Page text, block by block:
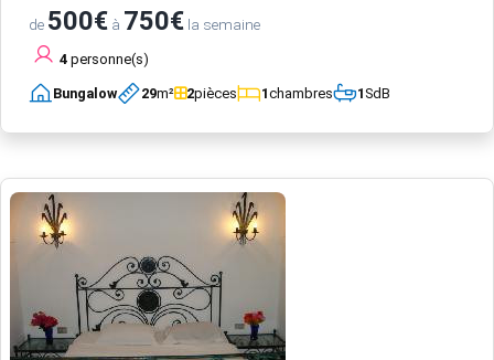
de 500€ à 750€ la semaine
4 personne(s)
Bungalow 29m² 2pièces 1chambres 1SdB